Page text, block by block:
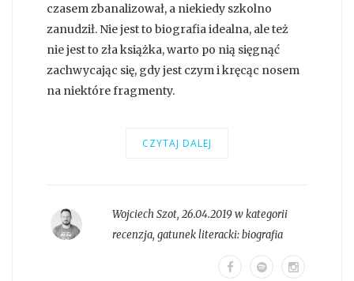
czasem zbanalizował, a niekiedy szkolno
zanudził. Nie jest to biografia idealna, ale też
nie jest to zła książka, warto po nią sięgnąć
zachwycając się, gdy jest czym i kręcąc nosem
na niektóre fragmenty.
CZYTAJ DALEJ
Wojciech Szot, 26.04.2019 w kategorii
recenzja, gatunek literacki:biografia